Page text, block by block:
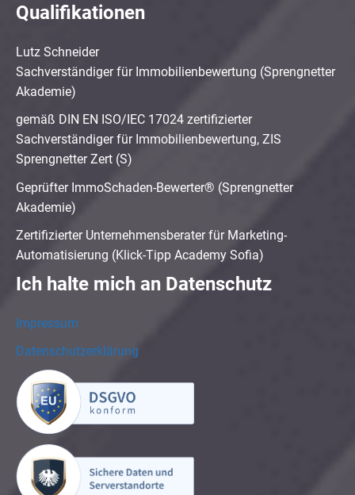
Qualifikationen
Lutz Schneider
Sachverständiger für Immobilienbewertung (Sprengnetter
Akademie)
gemäß DIN EN ISO/IEC 17024 zertifizierter
Sachverständiger für Immobilienbewertung, ZIS
Sprengnetter Zert (S)
Geprüfter ImmoSchaden-Bewerter® (Sprengnetter
Akademie)
Zertifizierter Unternehmensberater für Marketing-
Automatisierung (Klick-Tipp Academy Sofia)
Ich halte mich an Datenschutz
Impressum
Datenschutzerklärung